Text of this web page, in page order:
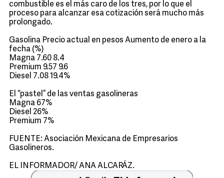
combustible es el más caro de los tres, por lo que el
proceso para alcanzar esa cotización será mucho más
prolongado.
Gasolina Precio actual en pesos Aumento de enero a la
fecha (%)
Magna 7.60 8.4
Premium 9.57 9.6
Diesel 7.08 19.4%
El “pastel” de las ventas gasolineras
Magna 67%
Diesel 26%
Premium 7%
FUENTE: Asociación Mexicana de Empresarios
Gasolineros.
EL INFORMADOR/ ANA ALCARÁZ.